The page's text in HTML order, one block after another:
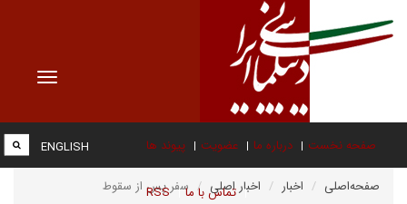
Toggle
صفحه نخست درباره ما عضویت پیوند ها
تماس با ما RSS
ENGLISH
صفحه‌اصلی اخبار اخبار اصلی سفر پس از سقوط